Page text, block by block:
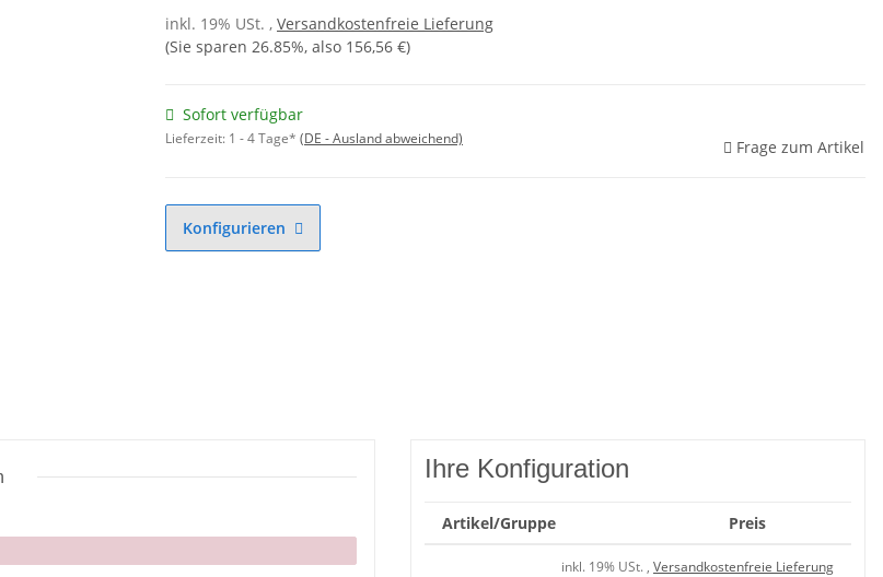
inkl. 19% USt. , Versandkostenfreie Lieferung
(Sie sparen 26.85%, also 156,56 €)
Sofort verfügbar
Lieferzeit: 1 - 4 Tage* (DE - Ausland abweichend) Frage zum Artikel
Konfigurieren
Ihre Konfiguration
Artikel/Gruppe Preis
inkl. 19% USt. , Versandkostenfreie Lieferung